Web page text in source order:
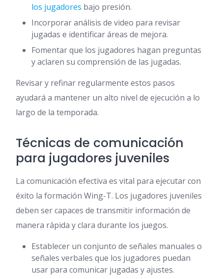
los jugadores bajo presión.
Incorporar análisis de video para revisar
jugadas e identificar áreas de mejora.
Fomentar que los jugadores hagan preguntas
y aclaren su comprensión de las jugadas.
Revisar y refinar regularmente estos pasos
ayudará a mantener un alto nivel de ejecución a lo
largo de la temporada.
Técnicas de comunicación
para jugadores juveniles
La comunicación efectiva es vital para ejecutar con
éxito la formación Wing-T. Los jugadores juveniles
deben ser capaces de transmitir información de
manera rápida y clara durante los juegos.
Establecer un conjunto de señales manuales o
señales verbales que los jugadores puedan
usar para comunicar jugadas y ajustes.